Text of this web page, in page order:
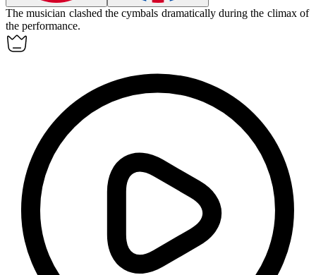
The musician clashed the cymbals dramatically during the climax of
the performance.